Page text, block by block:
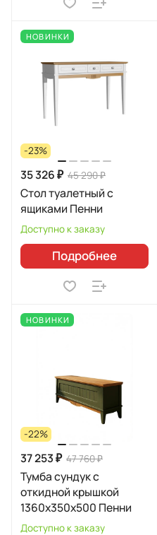
НОВИНКИ
-23%
35 326 ₽ 45 290 ₽
Стол туалетный с
ящиками Пенни
Доступно к заказу
Подробнее
НОВИНКИ
-22%
37 253 ₽ 47 760 ₽
Тумба сундук с
откидной крышкой
1360х350х500 Пенни
Доступно к заказу